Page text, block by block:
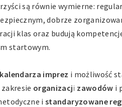
są równie wymierne:
dobrze
klas oraz budują
startowym.
imprez i możliwość
organizacji zawodów i
istandaryzowane